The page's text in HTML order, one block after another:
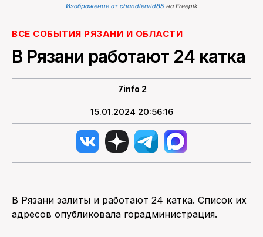
Изображение от chandlervid85на Freepik
ВСЕ СОБЫТИЯ РЯЗАНИ И ОБЛАСТИ
В Рязани работают 24 катка
7info 2
15.01.2024 20:56:16
В Рязани залиты и работают 24 катка. Список их
адресов опубликовала горадминистрация.